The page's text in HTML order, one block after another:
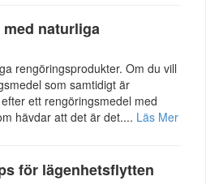
naturliga
rengöringsprodukter. Om du vill
som samtidigt är
ett rengöringsmedel med
hävdar att det är det.... Läs Mer
för lägenhetsflytten